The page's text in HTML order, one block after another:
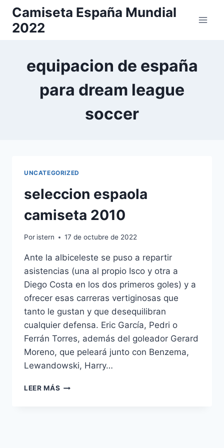
Saltar
contenido
Camiseta España Mundial
2022
equipacion de españa
para dream league
soccer
UNCATEGORIZED
seleccion espaola
camiseta 2010
Por istern 17 de octubre de 2022
Ante la albiceleste se puso a repartir
asistencias (una al propio Isco y otra a
Diego Costa en los dos primeros goles) y a
ofrecer esas carreras vertiginosas que
tanto le gustan y que desequilibran
cualquier defensa. Eric García, Pedri o
Ferrán Torres, además del goleador Gerard
Moreno, que peleará junto con Benzema,
Lewandowski, Harry…
LEER MÁS SELECCION